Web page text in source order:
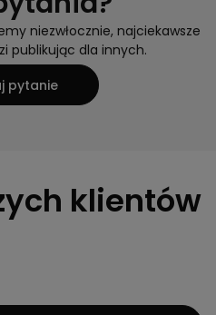
niezwłocznie, najciekawsze
publikując dla innych.
pytanie
klientów